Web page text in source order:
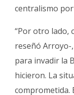
centralismo
“Por otro lado,
reseñó
para invadir la
hicieron. La
comprometida.